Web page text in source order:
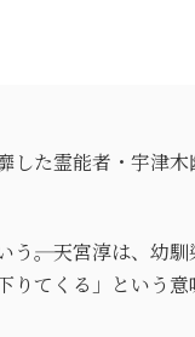
した霊能者・宇津
――。天宮淳は、幼
りてくる」という